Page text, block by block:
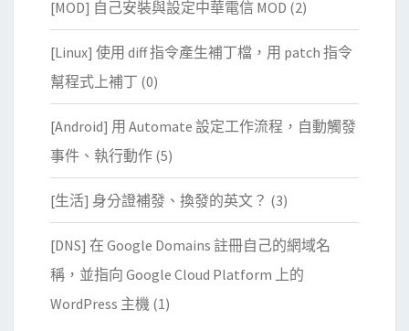
[MOD] 自己安裝與設定中華電信 MOD (2)
[Linux] 使用 diff 指令產生補丁檔，用 patch 指令
幫程式上補丁 (0)
[Android] 用 Automate 設定工作流程，自動觸發
事件、執行動作 (5)
[生活] 身分證補發、換發的英文？ (3)
[DNS] 在 Google Domains 註冊自己的網域名
稱，並指向 Google Cloud Platform 上的
WordPress 主機 (1)